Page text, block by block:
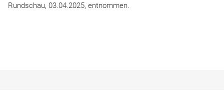
Rundschau, 03.04.2025, entnommen.